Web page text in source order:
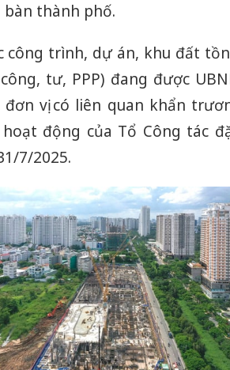
bàn thành phố.
công trình, dự án, khu đất
tư, PPP) đang được
đơn vị có liên quan khẩn
động của Tổ Công tác
7/2025.